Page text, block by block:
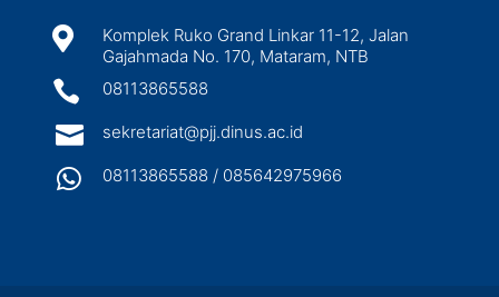

Komplek Ruko Grand Linkar 11-12, Jalan
Gajahmada No. 170, Mataram, NTB
 08113865588
 sekretariat@pjj.dinus.ac.id
 08113865588 / 085642975966